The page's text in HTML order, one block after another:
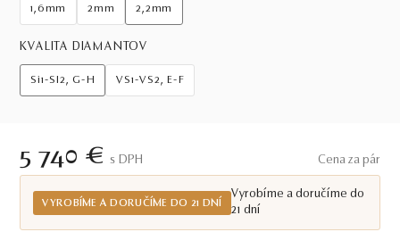
1,6mm 2mm 2,2mm
KVALITA DIAMANTOV
Si1-SI2, G-H VS1-VS2, E-F
5 740 € S DPH Cena za pár
VYROBÍME A DORUČÍME DO 21 DNÍ
Vyrobíme a doručíme do
21 dní